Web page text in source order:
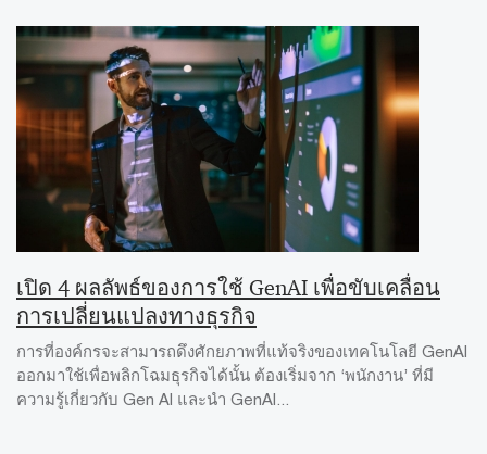
เปิด 4 ผลลัพธ์ของการใช้ GenAI เพื่อขับเคลื่อน
การเปลี่ยนแปลงทางธุรกิจ
การที่องค์กรจะสามารถดึงศักยภาพที่แท้จริงของเทคโนโลยี GenAI
ออกมาใช้เพื่อพลิกโฉมธุรกิจได้นั้น ต้องเริ่มจาก ‘พนักงาน’ ที่มี
ความรู้เกี่ยวกับ Gen AI และนำ GenAI...